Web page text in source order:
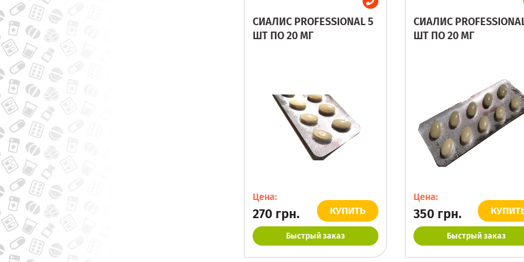
СИАЛИС PROFESSIONAL 5
ШТ ПО 20 МГ
Цена:
270 грн. КУПИТЬ
Быстрый заказ
СИАЛИС
ШТ ПО 20 МГ
Цена:
350 грн.
Быстрый заказ